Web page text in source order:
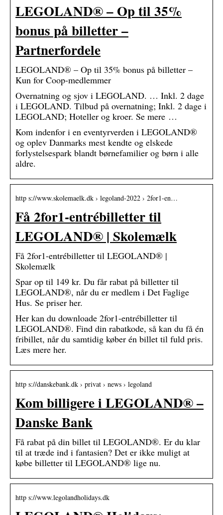
LEGOLAND® – Op til 35%
bonus på billetter –
Partnerfordele
LEGOLAND® – Op til 35% bonus på billetter –
Kun for Coop-medlemmer
Overnatning og sjov i LEGOLAND. … Inkl. 2 dage
i LEGOLAND. Tilbud på overnatning; Inkl. 2 dage i
LEGOLAND; Hoteller og kroer. Se mere …
Kom indenfor i en eventyrverden i LEGOLAND®
og oplev Danmarks mest kendte og elskede
forlystelsespark blandt børnefamilier og børn i alle
aldre.
http s://www.skolemaelk.dk › legoland-2022 › 2for1-en…
Få 2for1-entrébilletter til
LEGOLAND® | Skolemælk
Få 2for1-entrébilletter til LEGOLAND® |
Skolemælk
Spar op til 149 kr. Du får rabat på billetter til
LEGOLAND®, når du er medlem i Det Faglige
Hus. Se priser her.
Her kan du downloade 2for1-entrébilletter til
LEGOLAND®. Find din rabatkode, så kan du få én
fribillet, når du samtidig køber én billet til fuld pris.
Læs mere her.
http s://danskebank.dk › privat › news › legoland
Kom billigere i LEGOLAND® –
Danske Bank
Få rabat på din billet til LEGOLAND®. Er du klar
til at træde ind i fantasien? Det er ikke muligt at
købe billetter til LEGOLAND® lige nu.
http s://www.legolandholidays.dk